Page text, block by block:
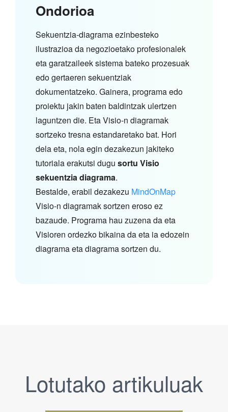
Ondorioa
Sekuentzia-diagrama ezinbesteko
ilustrazioa da negozioetako profesionalek
eta garatzaileek sistema bateko prozesuak
edo gertaeren sekuentziak
dokumentatzeko. Gainera, programa edo
proiektu jakin baten baldintzak ulertzen
laguntzen die. Eta Visio-n diagramak
sortzeko tresna estandaretako bat. Hori
dela eta, nola egin dezakezun jakiteko
tutoriala erakutsi dugu sortu Visio
sekuentzia diagrama.
Bestalde, erabil dezakezu MindOnMap
Visio-n diagramak sortzen eroso ez
bazaude. Programa hau zuzena da eta
Visioren ordezko bikaina da eta ia edozein
diagrama eta diagrama sortzen du.
Lotutako artikuluak